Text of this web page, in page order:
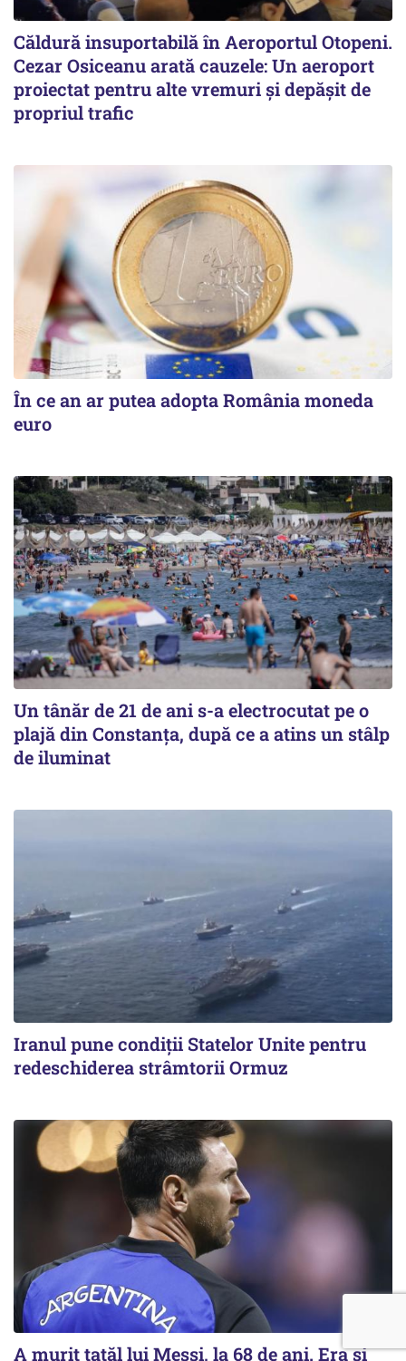
Căldură insuportabilă în Aeroportul Otopeni.
Cezar Osiceanu arată cauzele: Un aeroport
proiectat pentru alte vremuri și depășit de
propriul trafic
În ce an ar putea adopta România moneda
euro
Un tânăr de 21 de ani s-a electrocutat pe o
plajă din Constanța, după ce a atins un stâlp
de iluminat
Iranul pune condiții Statelor Unite pentru
redeschiderea strâmtorii Ormuz
A murit tatăl lui Messi, la 68 de ani. Era și